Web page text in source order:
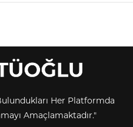
Her Platformda
Amaçlamaktadır."